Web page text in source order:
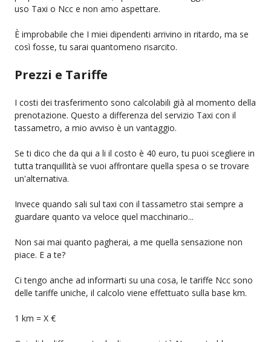
uso Taxi o Ncc e non amo aspettare.
È improbabile che I miei dipendenti arrivino in ritardo, ma se
così fosse, tu sarai quantomeno risarcito.
Prezzi e Tariffe
I costi dei trasferimento sono calcolabili già al momento della
prenotazione. Questo a differenza del servizio Taxi con il
tassametro, a mio avviso è un vantaggio.
Se ti dico che da qui a li il costo è 40 euro, tu puoi scegliere in
tutta tranquillità se vuoi affrontare quella spesa o se trovare
un'alternativa.
Invece quando sali sul taxi con il tassametro stai sempre a
guardare quanto va veloce quel macchinario...
Non sai mai quanto pagherai, a me quella sensazione non
piace. E a te?
Ci tengo anche ad informarti su una cosa, le tariffe Ncc sono
delle tariffe uniche, il calcolo viene effettuato sulla base km.
1 km = X €